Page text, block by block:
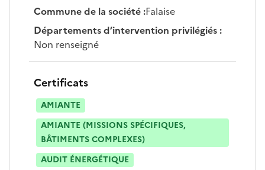
Commune de la société:Falaise
Départements d’intervention privilégiés:
Non renseigné
Certificats
AMIANTE
AMIANTE (MISSIONS SPÉCIFIQUES,
BÂTIMENTS COMPLEXES)
AUDIT ÉNERGÉTIQUE